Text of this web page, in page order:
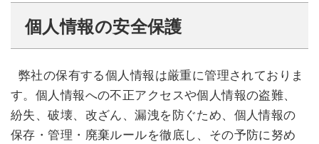
個人情報の安全保護
弊社の保有する個人情報は厳重に管理されておりま
す。個人情報への不正アクセスや個人情報の盗難、
紛失、破壊、改ざん、漏洩を防ぐため、個人情報の
保存・管理・廃棄ルールを徹底し、その予防に努め